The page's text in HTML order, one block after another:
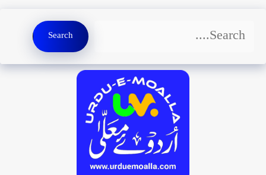
Search
Search